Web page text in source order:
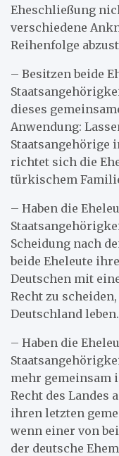
Eheschließung
verschiedene
Reihenfolge
– Besitzen beide
dieses
Anwendung:
Staatsangehörige
richtet sich die
türkischem
– Haben die
Scheidung nach
beide Eheleute
Deutschen mit
Recht zu
Deutschland leben.
– Haben die
mehr gemeinsam
Recht des Landes
ihren letzten
wenn einer von
der deutsche